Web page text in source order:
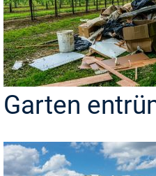
Garten